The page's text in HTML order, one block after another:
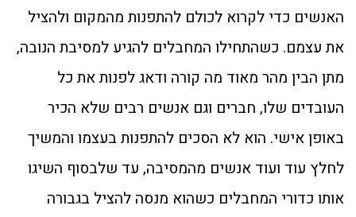
האנשים כדי לקרוא לכולם להתפנות מהמקום ולהציל
את עצמם. כשהתחילו המחבלים להגיע למסיבת הנובה,
מתן הבין מהר מאוד מה קורה ודאג לפנות את כל
העובדים שלו, חברים וגם אנשים רבים שלא הכיר
באופן אישי. הוא לא הסכים להתפנות בעצמו והמשיך
לחלץ עוד ועוד אנשים מהמסיבה, עד שלבסוף השיגו
אותו כדורי המחבלים כשהוא מנסה להציל בגבורה